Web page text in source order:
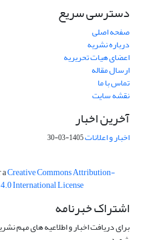
دسترسی سریع
صفحه اصلی
درباره نشریه
اعضای هیات تحریریه
ارسال مقاله
تماس با ما
نقشه سایت
آخرین اخبار
اخبار و اعلانات1405-03-30
Creative Commons Attribution-
International License
اشتراک خبرنامه
برای دریافت اخبار و اطلاعیه های مهم